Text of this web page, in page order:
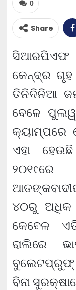
0
Share
ସିଆରପିଏଫ
କେନ୍ଦ୍ର ଗୃହ
ତିନିଦିନିଆ
ବେଳେ
କ୍ୟାମ୍ପରେ
ଏହା
୨୦୧୯ରେ
୪୦ରୁ ଅଧିକ
କେବେଳ
ରାଲିରେ
ବୁଲେଟପ୍ରୁଫ୍
ବିନା